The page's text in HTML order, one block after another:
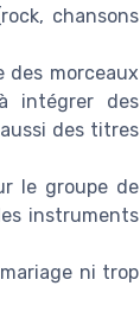
chansons
morceaux
intégrer des
des titres
le groupe de
instruments
ni trop